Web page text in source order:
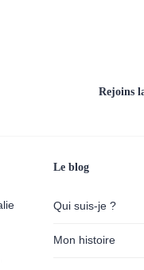
Rejoins
Le blog
Qui suis-je ?
Mon histoire